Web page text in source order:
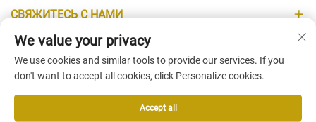
СВЯЖИТЕСЬ С НАМИ
ИНФОРМАЦИЯ
We value your privacy
We use cookies and similar tools to provide our services. If you
don't want to accept all cookies, click Personalize cookies.
Accept all